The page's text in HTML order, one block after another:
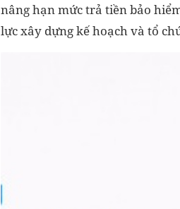
nâng hạn mức trả tiền bảo
lực xây dựng kế hoạch và tổ